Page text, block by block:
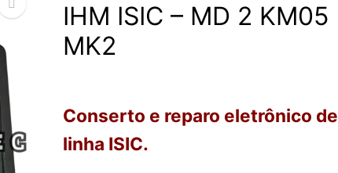
🔍
IHM ISIC – MD 2 KM05
MK2
Conserto e reparo eletrônico
linha ISIC.